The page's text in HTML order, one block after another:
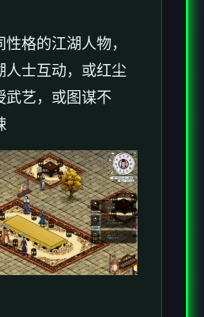
格的江湖人物，
人士互动，或红尘
武艺，或图谋不